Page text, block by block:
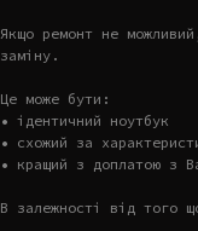
Якщо ремонт не
заміну.
Це може бути:
• ідентичний ноутбук
• схожий за
• кращий з доплатою з
В залежності від того